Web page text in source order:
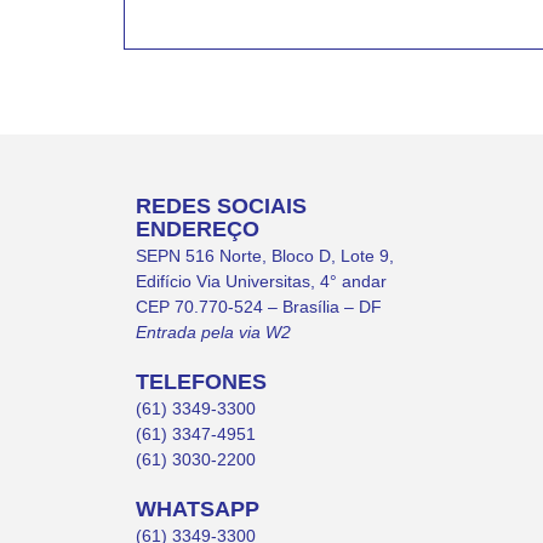
REDES SOCIAIS
ENDEREÇO
SEPN 516 Norte, Bloco D, Lote 9,
Edifício Via Universitas, 4° andar
CEP 70.770-524 – Brasília – DF
Entrada pela via W2
TELEFONES
(61) 3349-3300
(61) 3347-4951
(61) 3030-2200
WHATSAPP
(61) 3349-3300